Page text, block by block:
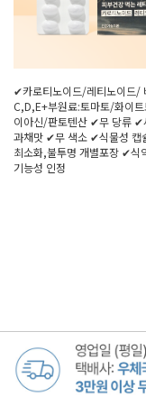
✔카로티노이드/레티노이드/
C,D,E+부원료:토마토/화이
이아신/판토텐산 ✔무 당류 ✔
과채맛 ✔무 색소 ✔식물성 캡
최소화,불투명 개별포장 ✔식
기능성 인정